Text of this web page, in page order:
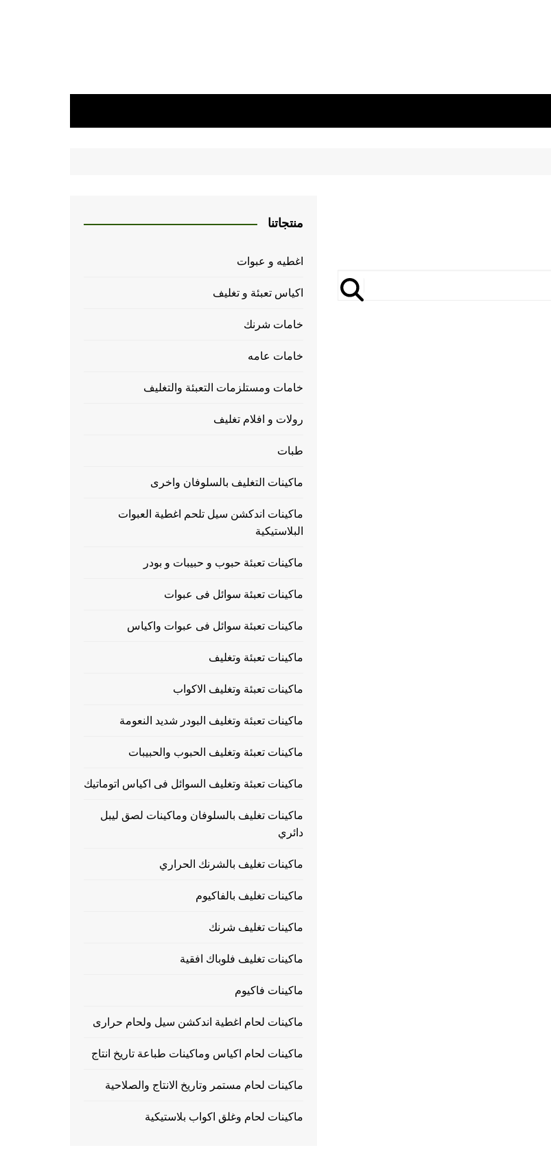
منتجاتنا
اغطيه و عبوات
اكياس تعبئة و تغليف
خامات شرنك
خامات عامه
خامات ومستلزمات التعبئة والتغليف
رولات و افلام تغليف
طبات
ماكينات التغليف بالسلوفان واخرى
ماكينات اندكشن سيل تلحم اغطية العبوات
البلاستيكية
ماكينات تعبئة حبوب و حبيبات و بودر
ماكينات تعبئة سوائل فى عبوات
ماكينات تعبئة سوائل فى عبوات واكياس
ماكينات تعبئة وتغليف
ماكينات تعبئة وتغليف الاكواب
ماكينات تعبئة وتغليف البودر شديد النعومة
ماكينات تعبئة وتغليف الحبوب والحبيبات
ماكينات تعبئة وتغليف السوائل فى اكياس اتوماتيك
ماكينات تغليف بالسلوفان وماكينات لصق ليبل
دائري
ماكينات تغليف بالشرنك الحراري
ماكينات تغليف بالفاكيوم
ماكينات تغليف شرنك
ماكينات تغليف فلوباك افقية
ماكينات فاكيوم
ماكينات لحام اغطية اندكشن سيل ولحام حرارى
ماكينات لحام اكياس وماكينات طباعة تاريخ انتاج
ماكينات لحام مستمر وتاريخ الانتاج والصلاحية
ماكينات لحام وغلق اكواب بلاستيكية